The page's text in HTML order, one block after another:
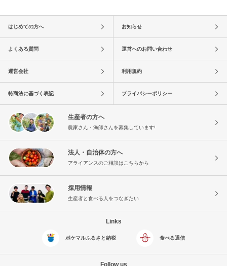
はじめての方へ お知らせ
よくある質問 運営へのお問い合わせ
運営会社 利用規約
特商法に基づく表記 プライバシーポリシー
生産者の方へ
農家さん・漁師さんを募集しています!
法人・自治体の方へ
アライアンスのご相談はこちらから
採用情報
生産者と食べる人をつなぎたい
Links
ポケマルふるさと納税 食べる通信
Follow us